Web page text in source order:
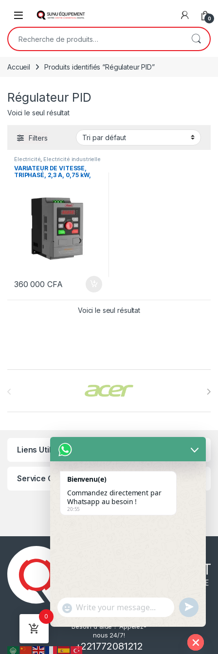
Open 0
Recherche pour :
Accueil Produits identifiés “Régulateur PID”
Régulateur PID
Voici le seul résultat
Filters
Électricité, Electricité industrielle
VARIATEUR DE VITESSE,
TRIPHASÉ, 2,3 A, 0,75 kW,
360 000 CFA
Voici le seul résultat
Liens Utiles
Service Client
Besoin d'aide ? Appelez-
nous 24/7!
+221772081212
0
Bienvenu(e)
Commandez directement par
Whatsapp au besoin !
20:55
"
+
c
a
WhatsApp Message
u
n
d